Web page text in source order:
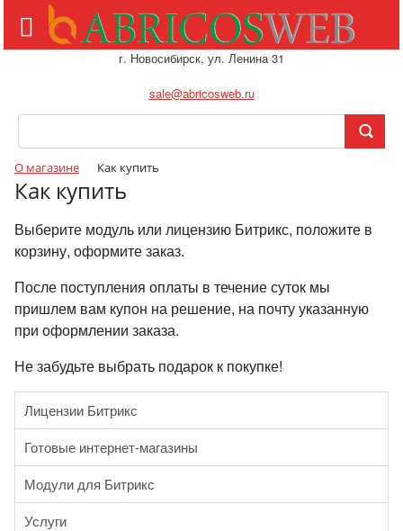
г. Новосибирск, ул. Ленина 31
sale@abricosweb.ru
О магазине Как купить
Как купить
Выберите модуль или лицензию Битрикс, положите в
корзину, оформите заказ.
После поступления оплаты в течение суток мы
пришлем вам купон на решение, на почту указанную
при оформлении заказа.
Не забудьте выбрать подарок к покупке!
Лицензии Битрикс
Готовые интернет-магазины
Модули для Битрикс
Услуги